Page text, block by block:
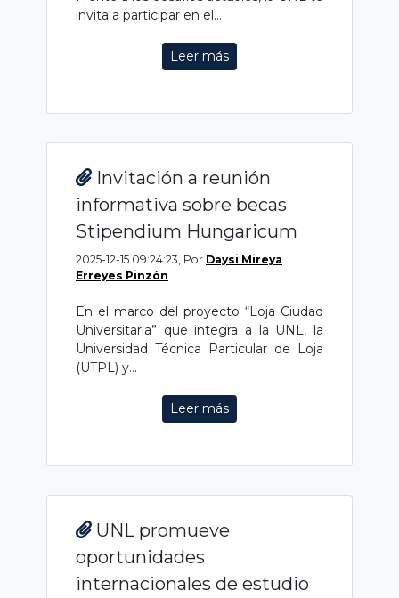
invita a participar en el...
Leer más
Invitación a reunión
informativa sobre becas
Stipendium Hungaricum
2025-12-15 09:24:23, Por Daysi Mireya
Erreyes Pinzón
En el marco del proyecto “Loja Ciudad
Universitaria” que integra a la UNL, la
Universidad Técnica Particular de Loja
(UTPL) y...
Leer más
UNL promueve
oportunidades
internacionales de estudio